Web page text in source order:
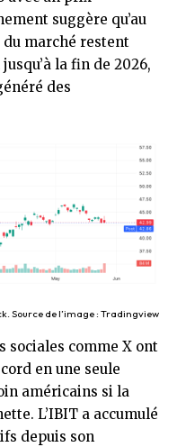
suggère qu’au
marché restent
la fin de 2026,
des
Source de l’image : Tradingview
sociales comme X ont
en une seule
américains si la
L’IBIT a accumulé
depuis son